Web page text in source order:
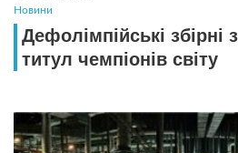
Новини
Дефолімпійські збірні
титул чемпіонів світу